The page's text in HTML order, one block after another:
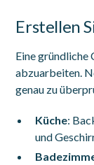
Erstellen
Eine gründliche
abzuarbeiten.
genau zu
Küche:
und